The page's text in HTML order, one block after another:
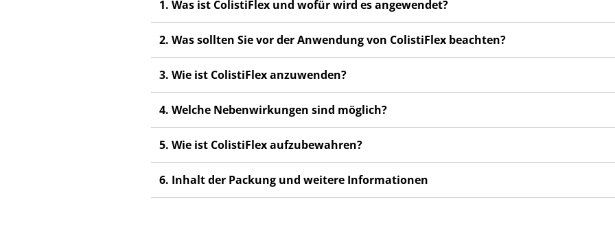
1. Was ist ColistiFlex und wofür wird es angewendet?
2. Was sollten Sie vor der Anwendung von ColistiFlex beachten?
3. Wie ist ColistiFlex anzuwenden?
4. Welche Nebenwirkungen sind möglich?
5. Wie ist ColistiFlex aufzubewahren?
6. Inhalt der Packung und weitere Informationen